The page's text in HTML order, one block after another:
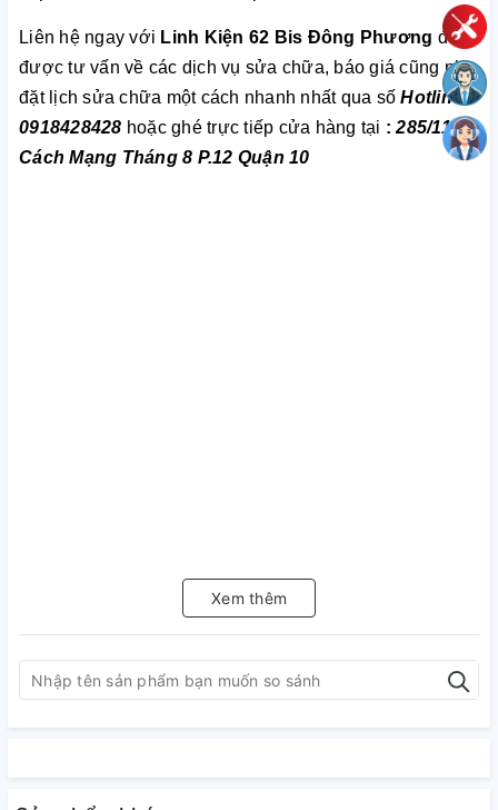
Liên hệ ngay với Linh Kiện 62 Bis Đông Phương để
được tư vấn về các dịch vụ sửa chữa, báo giá cũng như
đặt lịch sửa chữa một cách nhanh nhất qua sốHotline:
0918428428 hoặc ghé trực tiếp cửa hàng tại :285/112
Cách Mạng Tháng 8 P.12 Quận 10
Xem thêm